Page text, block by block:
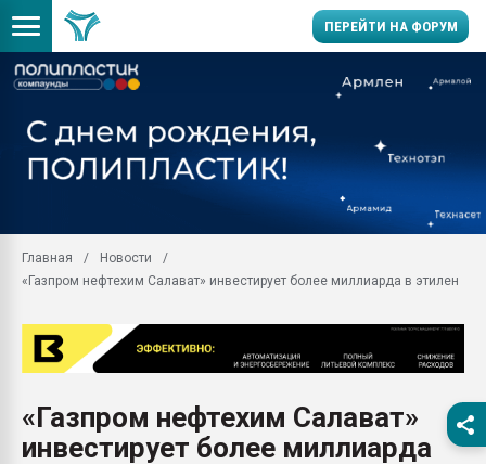
ПЕРЕЙТИ НА ФОРУМ
Вакуум-формовочные
28.07.2026
Всё, что касается
бутылок
Материал поверхности
вакуумного
Главная
Новости
«Газпром нефтехим Салават» инвестирует более миллиарда в этилен
«Газпром нефтехим Салават»
инвестирует более миллиарда